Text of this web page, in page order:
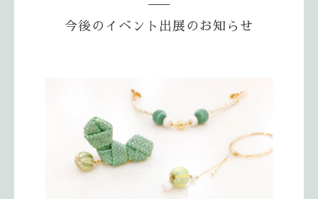
今後のイベント出展のお知らせ